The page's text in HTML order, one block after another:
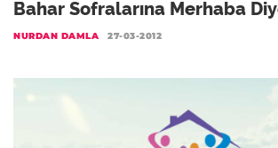
Bahar Sofralarına Merhaba
NURDAN DAMLA 27-03-2012